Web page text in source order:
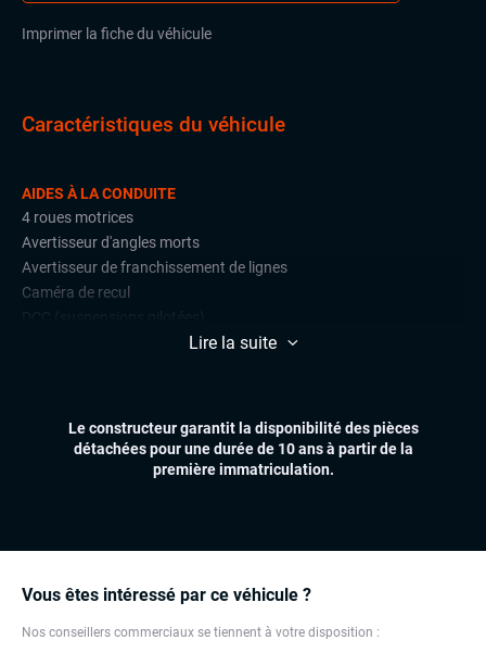
Imprimer la fiche du véhicule
Vous êtes intéressé par ce véhicule ?
Nos conseillers commerciaux se tiennent à votre disposition :
Caractéristiques du véhicule
AIDES À LA CONDUITE
4 roues motrices
Avertisseur d'angles morts
Avertisseur de franchissement de lignes
Caméra de recul
Détections de signalisation routière
Radars de stationnement avant et arrière
Régulateur et limiteur de vitesse
Feux automatiques
Virtual cockpit (live cockpit, compteur digital)
Lire la suite
Le constructeur garantit la disponibilité des pièces
détachées pour une durée de 10 ans à partir de la
première immatriculation.